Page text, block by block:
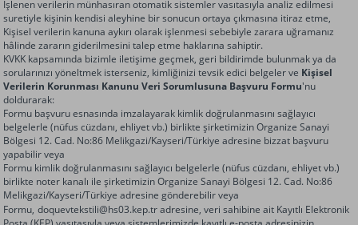
İşlenen verilerin münhasıran otomatik sistemler vasıtasıyla analiz edilmesi
suretiyle kişinin kendisi aleyhine bir sonucun ortaya çıkmasına itiraz etme,
Kişisel verilerin kanuna aykırı olarak işlenmesi sebebiyle zarara uğramanız
hâlinde zararın giderilmesini talep etme haklarına sahiptir.
KVKK kapsamında bizimle iletişime geçmek, geri bildirimde bulunmak ya da
sorularınızı yöneltmek isterseniz, kimliğinizi tevsik edici belgeler ve Kişisel
Verilerin Korunması Kanunu Veri Sorumlusuna Başvuru Formu'nu
doldurarak:
Formu başvuru esnasında imzalayarak kimlik doğrulanmasını sağlayıcı
belgelerle (nüfus cüzdanı, ehliyet vb.) birlikte şirketimizin Organize Sanayi
Bölgesi 12. Cad. No:86 Melikgazi/Kayseri/Türkiye adresine bizzat başvuru
yapabilir veya
Formu kimlik doğrulanmasını sağlayıcı belgelerle (nüfus cüzdanı, ehliyet vb.)
birlikte noter kanalı ile şirketimizin Organize Sanayi Bölgesi 12. Cad. No:86
Melikgazi/Kayseri/Türkiye adresine gönderebilir veya
Formu, doquevtekstili@hs03.kep.tr adresine, veri sahibine ait Kayıtlı Elektronik